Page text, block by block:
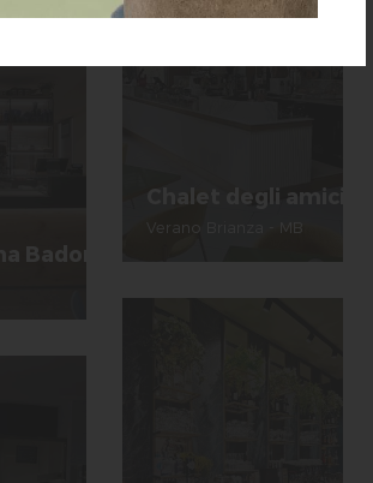
Badoni
Chalet degli amici
Verano Brianza - MB